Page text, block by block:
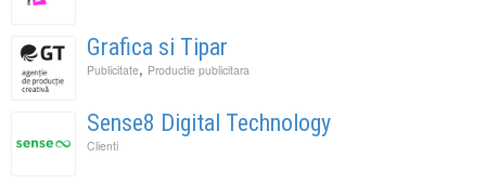
Grafica si Tipar
Publicitate, Productie publicitara
Sense8 Digital Technology
Clienti